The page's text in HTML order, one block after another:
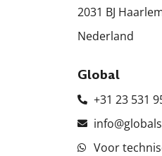
2031 BJ
Nederland
Global
+31 23 531
Voor